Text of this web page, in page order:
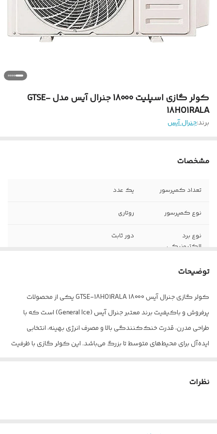
کولر گازی اسپلیت 18000 جنرال آیس مدل GTSE-
18HO1RALA
برند:جنرال آیس
مشخصات
تعداد کمپرسور یک عدد
نوع کمپرسور روتاری
نوع برد
الکترونیکی
دور ثابت
نوع گاز (مبرد)
اقلام همراه ریموت کنترل
شناسه 2800007222997
توضیحات
کولر گازی جنرال آیس 18000 GTSE-18HO1RALA یکی از محصولات
پرفروش و باکیفیت برند معتبر جنرال آیس (General Ice) است که با
طراحی مدرن، قدرت خنک‌کنندگی بالا و مصرف انرژی بهینه، انتخابی
ایده‌آل برای محیط‌های متوسط تا بزرگ می‌باشد. این کولر گازی با ظرفیت
نظرات